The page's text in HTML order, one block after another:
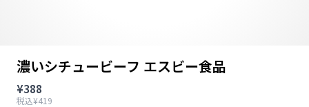
濃いシチュービーフ エスビー食品
¥388
税込¥419